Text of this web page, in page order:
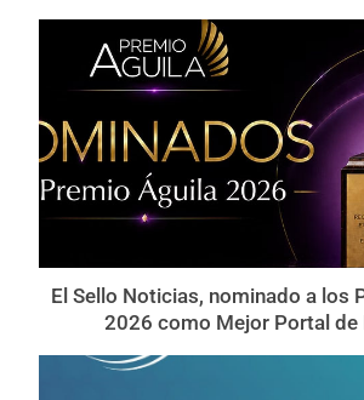
El Sello Noticias, nominado a los
2026 como Mejor Portal de